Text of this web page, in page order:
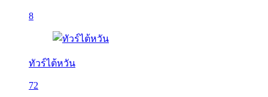
8
ทัวร์ไต้หวัน
72